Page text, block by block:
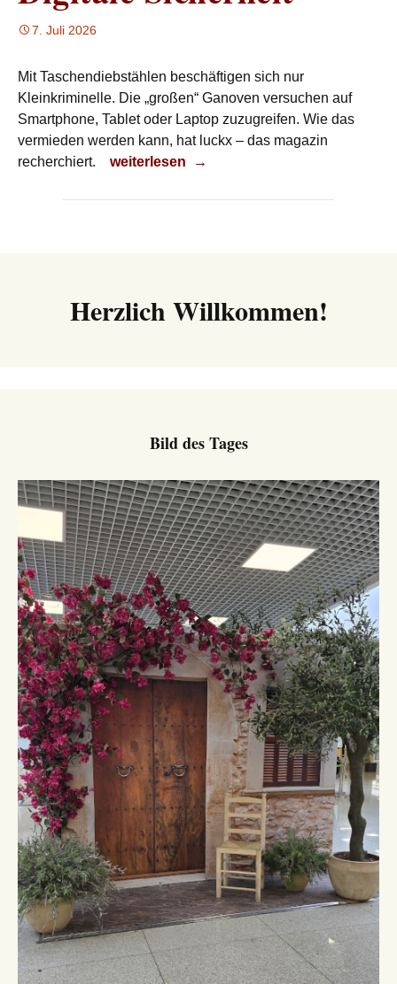
7. Juli 2026
Mit Taschendiebstählen beschäftigen sich nur
Kleinkriminelle. Die „großen“ Ganoven versuchen auf
Smartphone, Tablet oder Laptop zuzugreifen. Wie das
vermieden werden kann, hat luckx – das magazin
recherchiert.
Digitale Sicherheit
weiterlesen →
Herzlich Willkommen!
Bild des Tages